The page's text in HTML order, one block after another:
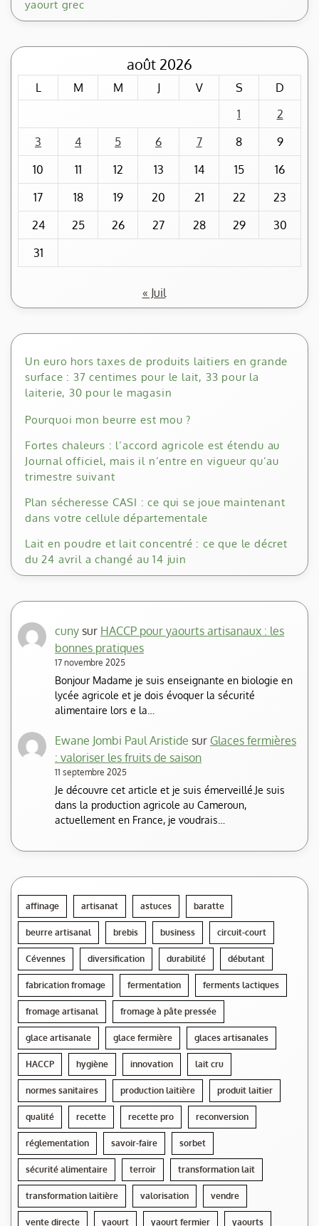
yaourt grec
août 2026
L M M J V S
D
1
2
3
4 5 6 7 8
9
10
11 12 13 14 15
16
17
18 19 20 21 22
23
24
25 26 27 28 29
30
31
« Juil
Un euro hors taxes de produits laitiers en grande
surface : 37 centimes pour le lait, 33 pour la
laiterie, 30 pour le magasin
Pourquoi mon beurre est mou ?
Fortes chaleurs : l’accord agricole est étendu au
Journal officiel, mais il n’entre en vigueur qu’au
trimestre suivant
Plan sécheresse CASI : ce qui se joue maintenant
dans votre cellule départementale
Lait en poudre et lait concentré : ce que le décret
du 24 avril a changé au 14 juin
cuny sur HACCP pour yaourts artisanaux : les
bonnes pratiques
17 novembre 2025
Bonjour Madame je suis enseignante en biologie en
lycée agricole et je dois évoquer la sécurité
alimentaire lors e la…
Ewane Jombi Paul Aristide sur Glaces fermières
: valoriser les fruits de saison
11 septembre 2025
Je découvre cet article et je suis émerveillé.Je suis
dans la production agricole au Cameroun,
actuellement en France, je voudrais…
affinage artisanat astuces baratte
beurre artisanal brebis business circuit-court
Cévennes diversification durabilité débutant
fabrication fromage fermentation ferments lactiques
fromage artisanal fromage à pâte pressée
glace artisanale glace fermière glaces artisanales
HACCP hygiène innovation lait cru
normes sanitaires production laitière produit laitier
qualité recette recette pro reconversion
réglementation savoir-faire sorbet
sécurité alimentaire terroir transformation lait
transformation laitière valorisation vendre
vente directe yaourt yaourt fermier yaourts